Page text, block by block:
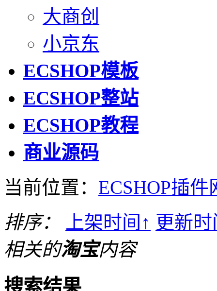
大商创
小京东
ECSHOP模板
ECSHOP整站
ECSHOP教程
商业源码
当前位置： ECSHOP插件
排序：
上架时间 ↑ 更新时
相关的淘宝内容